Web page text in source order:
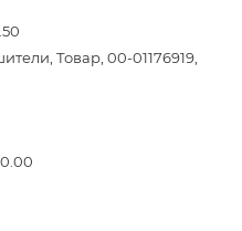
Товар, 00-01176919,